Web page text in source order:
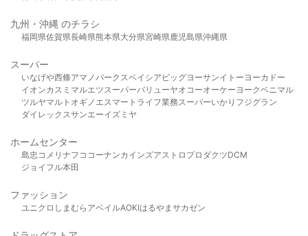
九州・沖縄 のチラシ
福岡県佐賀県長崎県熊本県大分県宮崎県鹿児島県沖縄県
スーパー
いなげや西條アマノパークスベイシア ビッグヨーサンイトーヨーカドー
イオンカスミ マルエツスーパーバリューヤオコーオーケー ヨークベニマル
ツルヤマルト オギノ エスマート ライフ業務スーパーいかり フジグラン
ダイレックスサンエーイズミヤ
ホームセンター
島忠 コメリ ナフコ コーナンカインズアストロプロダクツDCM
ジョイフル本田
ファッション
ユニクロ しまむら アベイルAOKIはるやま サカゼン